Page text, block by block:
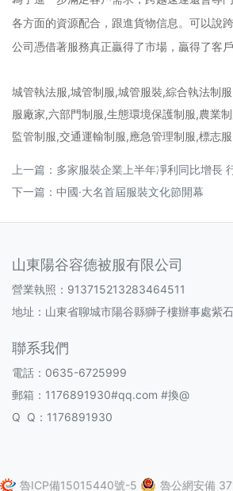
各方面的資源配合，跟進貨物信息。可以說
公司憑借著服務真正贏得了市場，贏得了客戶
城管執法服,城管制服,城管服裝,綜合執法制
服廠家,六部門制服,生態環境保護制服,農業
監管制服,交通運輸制服,應急管理制服,標志
上一篇： 多家服裝企業上半年凈利同比增長
下一篇： 中國·大名首屆服裝文化節開幕
山東陽谷容德被服有限公司
營業執照：913715213283464511
地址：山東省聊城市陽谷縣獅子樓辦事處紫
聯系我們
電話：0635-6725999
郵箱：1176891930#qq.com #換@
Q Q：1176891930
魯ICP備15015440號-5 魯公網安備